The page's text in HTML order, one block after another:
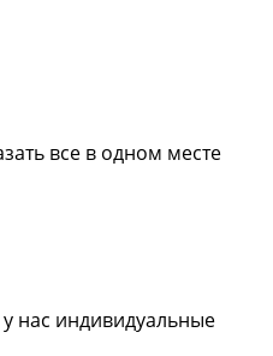
все в одном месте
нас индивидуальные